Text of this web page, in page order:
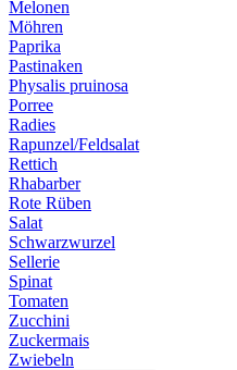
Melonen
Möhren
Paprika
Pastinaken
Physalis pruinosa
Porree
Radies
Rapunzel/Feldsalat
Rettich
Rhabarber
Rote Rüben
Salat
Schwarzwurzel
Sellerie
Spinat
Tomaten
Zucchini
Zuckermais
Zwiebeln